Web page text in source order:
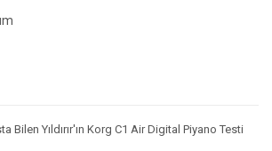
Bilen Yıldırır'ın Korg C1 Air Digital Piyano Testi